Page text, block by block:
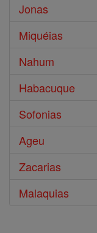
Jonas
Miquéias
Nahum
Habacuque
Sofonias
Ageu
Zacarias
Malaquias